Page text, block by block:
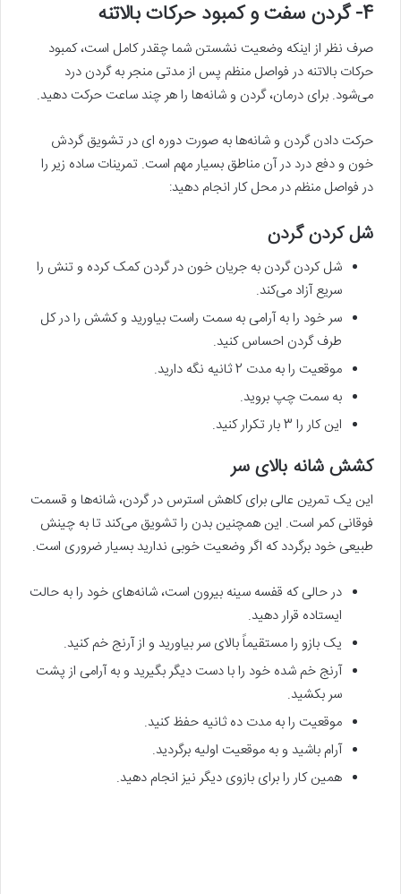
4- گردن سفت و کمبود حرکات بالاتنه
صرف نظر از اینکه وضعیت نشستن شما چقدر کامل است، کمبود
حرکات بالاتنه در فواصل منظم پس از مدتی منجر به گردن درد‌
می‌شود. برای درمان، گردن و شانه‌ها را هر چند ساعت حرکت دهید.
حرکت دادن گردن و شانه‌ها به صورت دوره ای در تشویق گردش
خون و دفع درد در آن مناطق بسیار مهم است. تمرینات ساده زیر را
در فواصل منظم در محل کار انجام دهید:
شل کردن گردن
شل کردن گردن به جریان خون در گردن کمک کرده و تنش را
سریع آزاد‌ می‌کند.
سر خود را به آرامی به سمت راست بیاورید و کشش را در کل
طرف گردن احساس کنید.
موقعیت را به مدت 2 ثانیه نگه دارید.
به سمت چپ بروید.
این کار را 3 بار تکرار کنید.
کشش شانه بالای سر
این یک تمرین عالی برای کاهش استرس در گردن، شانه‌ها و قسمت
فوقانی کمر است. این همچنین بدن را تشویق‌ می‌کند تا به چینش
طبیعی خود برگردد که اگر وضعیت خوبی ندارید بسیار ضروری است.
در حالی که قفسه سینه بیرون است، شانه‌های خود را به حالت
ایستاده قرار دهید.
یک بازو را مستقیماً بالای سر بیاورید و از آرنج خم کنید.
آرنج خم شده خود را با دست دیگر بگیرید و به آرامی از پشت
سر بکشید.
موقعیت را به مدت ده ثانیه حفظ کنید.
آرام باشید و به موقعیت اولیه برگردید.
همین کار را برای بازوی دیگر نیز انجام دهید.